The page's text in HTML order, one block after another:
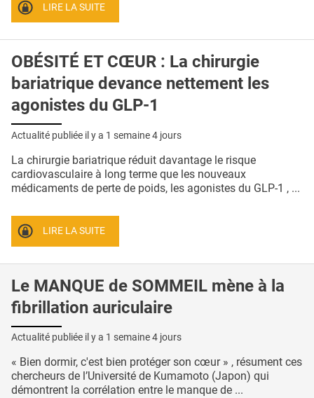
CONTACTLIRE LA SUITE
OBÉSITÉ ET CŒUR : La chirurgie
bariatrique devance nettement les
agonistes du GLP-1
Actualité publiée il y a 1 semaine 4 jours
La chirurgie bariatrique réduit davantage le risque
cardiovasculaire à long terme que les nouveaux
médicaments de perte de poids, les agonistes du GLP-1 , ...
LIRE LA SUITE
Le MANQUE de SOMMEIL mène à la
fibrillation auriculaire
Actualité publiée il y a 1 semaine 4 jours
« Bien dormir, c'est bien protéger son cœur » , résument ces
chercheurs de l’Université de Kumamoto (Japon) qui
démontrent la corrélation entre le manque de ...